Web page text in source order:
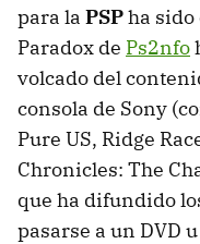
para la PSPha sido
Paradox de Ps2nfo
volcado del
consola de Sony
Pure US, Ridge
Chronicles: The
que ha difundido
pasarse a un DVD